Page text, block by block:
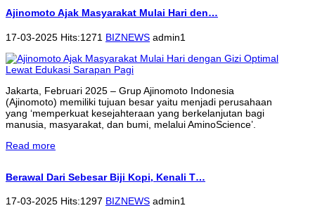
Ajinomoto Ajak Masyarakat Mulai Hari den…
17-03-2025 Hits:1271 BIZNEWS admin1
Jakarta, Februari 2025 – Grup Ajinomoto Indonesia
(Ajinomoto) memiliki tujuan besar yaitu menjadi perusahaan
yang ‘memperkuat kesejahteraan yang berkelanjutan bagi
manusia, masyarakat, dan bumi, melalui AminoScience’.
Read more
Berawal Dari Sebesar Biji Kopi, Kenali T…
17-03-2025 Hits:1297 BIZNEWS admin1